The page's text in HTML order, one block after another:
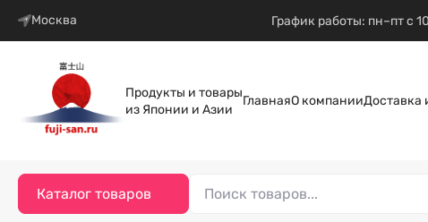
Москва График работы: пн–пт с
Продукты и товары
из Японии и Азии
ГлавнаяО компанииДоставка
Каталог товаров